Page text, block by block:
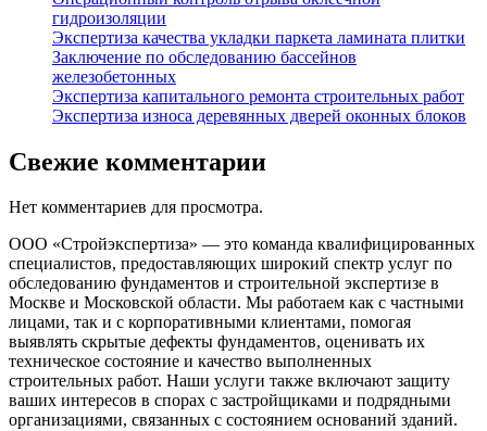
гидроизоляции
Экспертиза качества укладки паркета ламината плитки
Заключение по обследованию бассейнов
железобетонных
Экспертиза капитального ремонта строительных работ
Экспертиза износа деревянных дверей оконных блоков
Свежие комментарии
Нет комментариев для просмотра.
ООО «Стройэкспертиза» — это команда квалифицированных
специалистов, предоставляющих широкий спектр услуг по
обследованию фундаментов и строительной экспертизе в
Москве и Московской области. Мы работаем как с частными
лицами, так и с корпоративными клиентами, помогая
выявлять скрытые дефекты фундаментов, оценивать их
техническое состояние и качество выполненных
строительных работ. Наши услуги также включают защиту
ваших интересов в спорах с застройщиками и подрядными
организациями, связанных с состоянием оснований зданий.